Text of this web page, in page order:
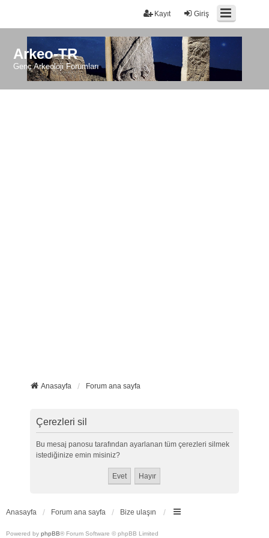
Giriş
Kayıt
Arkeo-TR
Genç Arkeoloji Forumları
Anasayfa Forum ana sayfa
Çerezleri sil
Bu mesaj panosu tarafından ayarlanan tüm çerezleri silmek
istediğinize emin misiniz?
Anasayfa Forum ana sayfa Bize ulaşın
Powered by phpBB® Forum Software © phpBB Limited